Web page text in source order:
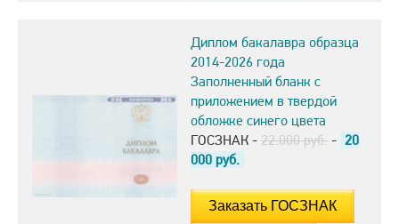
Диплом бакалавра образца
2014-2026 года
Заполненный бланк с
приложением в твердой
обложке синего цвета
ГОСЗНАК - 22.000 руб. - 20
000 руб.